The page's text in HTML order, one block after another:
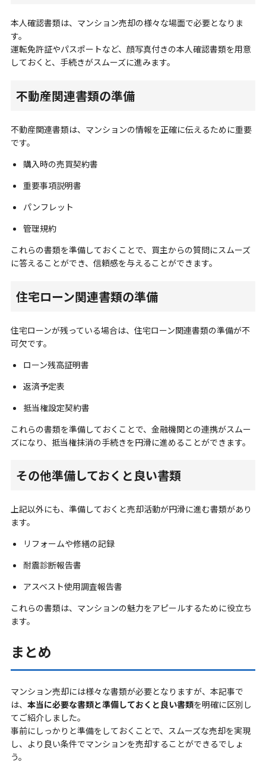
本人確認書類は、マンション売却の様々な場面で必要となりま
す。
運転免許証やパスポートなど、顔写真付きの本人確認書類を用意
しておくと、手続きがスムーズに進みます。
不動産関連書類の準備
不動産関連書類は、マンションの情報を正確に伝えるために重要
です。
購入時の売買契約書
重要事項説明書
パンフレット
管理規約
これらの書類を準備しておくことで、買主からの質問にスムーズ
に答えることができ、信頼感を与えることができます。
住宅ローン関連書類の準備
住宅ローンが残っている場合は、住宅ローン関連書類の準備が不
可欠です。
ローン残高証明書
返済予定表
抵当権設定契約書
これらの書類を準備しておくことで、金融機関との連携がスムー
ズになり、抵当権抹消の手続きを円滑に進めることができます。
その他準備しておくと良い書類
上記以外にも、準備しておくと売却活動が円滑に進む書類があり
ます。
リフォームや修繕の記録
耐震診断報告書
アスベスト使用調査報告書
これらの書類は、マンションの魅力をアピールするために役立ち
ます。
まとめ
マンション売却には様々な書類が必要となりますが、本記事で
は、 本当に必要な書類と準備しておくと良い書類を明確に区別し
てご紹介しました。
事前にしっかりと準備をしておくことで、スムーズな売却を実現
し、より良い条件でマンションを売却することができるでしょ
う。